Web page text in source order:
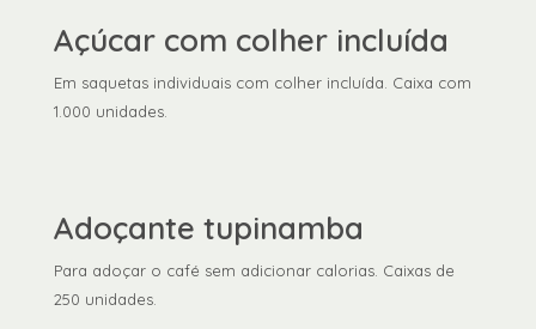
Açúcar com colher incluída
Em saquetas individuais com colher incluída. Caixa com
1.000 unidades.
Adoçante tupinamba
Para adoçar o café sem adicionar calorias. Caixas de
250 unidades.